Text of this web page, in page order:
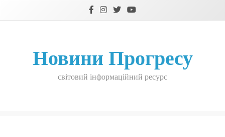
Новини Прогресу
світовий інформаційний ресурс